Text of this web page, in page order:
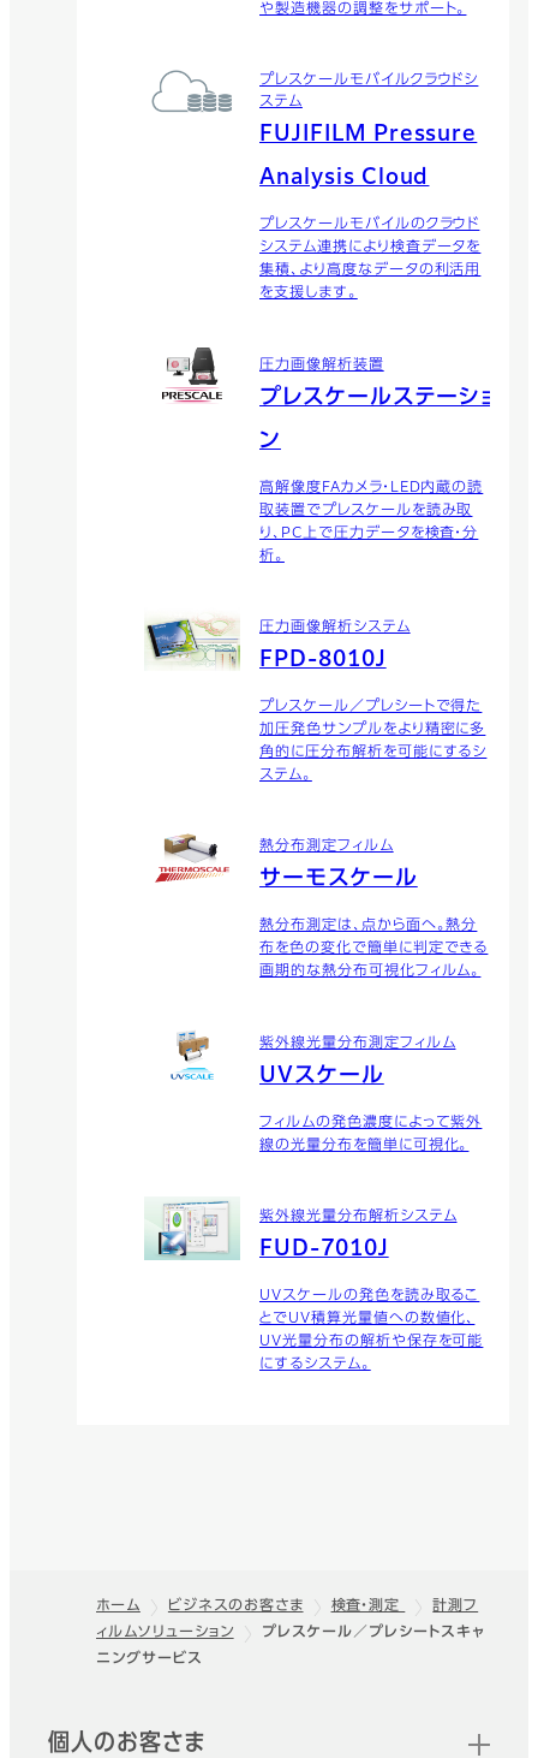
や製造機器の調整をサポート。
プレスケールモバイルクラウドシ
ステム
FUJIFILM Pressure
Analysis Cloud
プレスケールモバイルのクラウド
システム連携により検査データを
集積、より高度なデータの利活用
を支援します。
圧力画像解析装置
プレスケールステーショ
ン
高解像度FAカメラ・LED内蔵の読
取装置でプレスケールを読み取
り、PC上で圧力データを検査・分
析。
圧力画像解析システム
FPD-8010J
プレスケール／プレシートで得た
加圧発色サンプルをより精密に多
角的に圧分布解析を可能にするシ
ステム。
熱分布測定フィルム
サーモスケール
熱分布測定は、点から面へ。熱分
布を色の変化で簡単に判定できる
画期的な熱分布可視化フィルム。
紫外線光量分布測定フィルム
UVスケール
フィルムの発色濃度によって紫外
線の光量分布を簡単に可視化。
紫外線光量分布解析システム
FUD-7010J
UVスケールの発色を読み取るこ
とでUV積算光量値への数値化、
UV光量分布の解析や保存を可能
にするシステム。
フッター
ホーム ビジネスのお客さま 検査・測定
計測フ
ィルムソリューション
プレスケール／プレシートスキャ
ニングサービス
クイックリンク
個人のお客さま